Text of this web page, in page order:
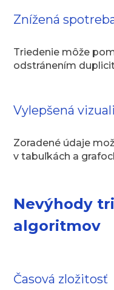
Znížená
Triedenie môže
odstránením
Vylepšená
Zoradené údaje
v tabuľkách a
Nevýhody
algoritmov
Časová zložitosť